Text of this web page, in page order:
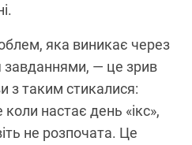
яка виникає через
— це зрив
з таким стикалися:
настає день «ікс»,
не розпочата. Це